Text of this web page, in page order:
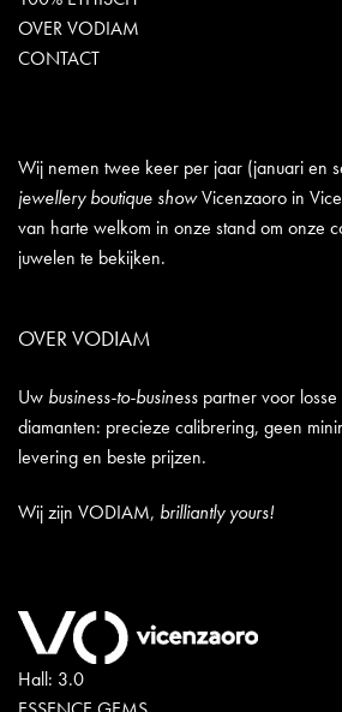
OVER VODIAM
CONTACT
Wij nemen twee keer per jaar (januari en
jewellery boutique showVicenzaoro in
van harte welkom in onze stand om onze
juwelen te bekijken.
OVER VODIAM
Uw business-to-business partner voor
diamanten: precieze calibrering, geen
levering en beste prijzen.
Wij zijn VODIAM, brilliantly yours!
Hall: 3.0